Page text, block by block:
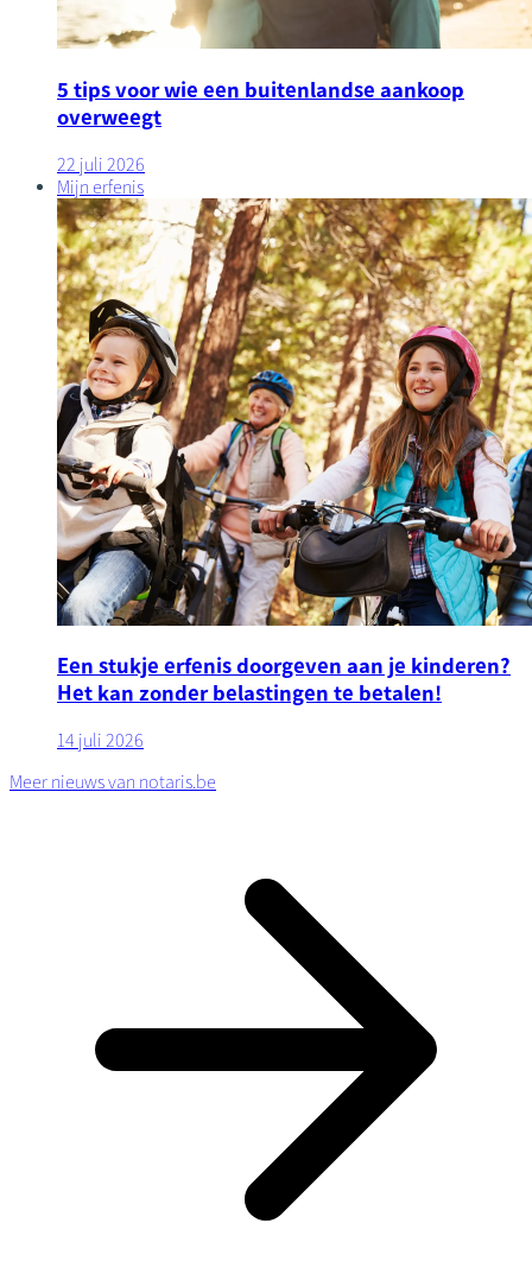
5 tips voor wie een buitenlandse aankoop
overweegt
22 juli 2026
Mijn erfenis
Een stukje erfenis doorgeven aan je kinderen?
Het kan zonder belastingen te betalen!
14 juli 2026
Meer nieuws van notaris.be